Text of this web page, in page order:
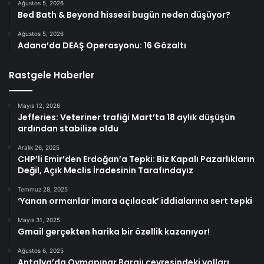
Ağustos 5, 2026
Bed Bath & Beyond hissesi bugün neden düşüyor?
Ağustos 5, 2026
Adana’da DEAŞ Operasyonu: 16 Gözaltı
Rastgele Haberler
Mayıs 12, 2026
Jefferies: Veteriner trafiği Mart’ta 18 aylık düşüşün
ardından stabilize oldu
Aralık 26, 2025
CHP’li Emir’den Erdoğan’a Tepki: Biz Kapalı Pazarlıkların
Değil, Açık Meclis İradesinin Tarafındayız
Temmuz 28, 2025
‘Yanan ormanlar imara açılacak’ iddialarına sert tepki
Mayıs 31, 2025
Gmail gerçekten harika bir özellik kazanıyor!
Ağustos 6, 2025